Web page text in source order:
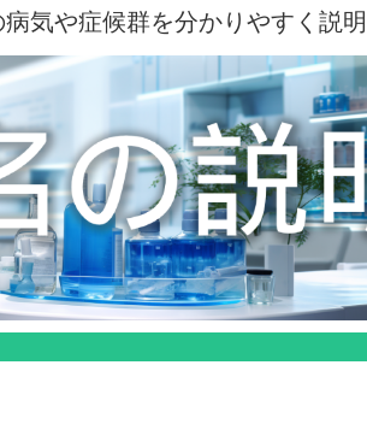
気や症候群を分かりやすく説明